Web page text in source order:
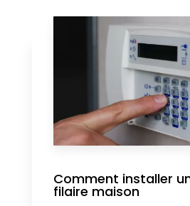
Comment installer
filaire maison